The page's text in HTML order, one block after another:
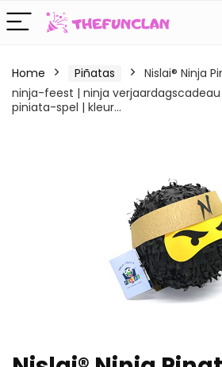
Home Piñatas
Nislai® Ninja
ninja-feest | ninja
piniata-spel | kleur…